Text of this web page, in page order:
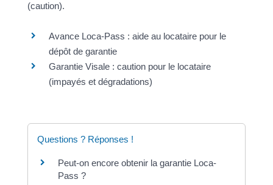
(caution).
Avance Loca-Pass : aide au locataire pour le
dépôt de garantie
Garantie Visale : caution pour le locataire
(impayés et dégradations)
Questions ? Réponses !
Peut-on encore obtenir la garantie Loca-
Pass ?